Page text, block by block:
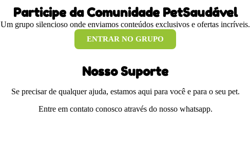
Participe da Comunidade PetSaudável
Um grupo silencioso onde enviamos conteúdos exclusivos e ofertas incríveis.
ENTRAR NO GRUPO
Nosso Suporte
Se precisar de qualquer ajuda, estamos aqui para você e para o seu pet.
Entre em contato conosco através do nosso whatsapp.